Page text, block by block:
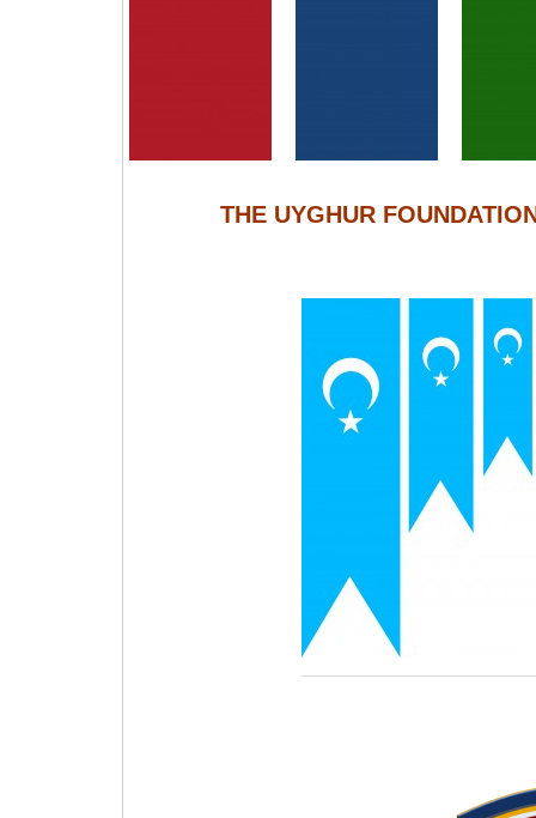
THE UYGHUR